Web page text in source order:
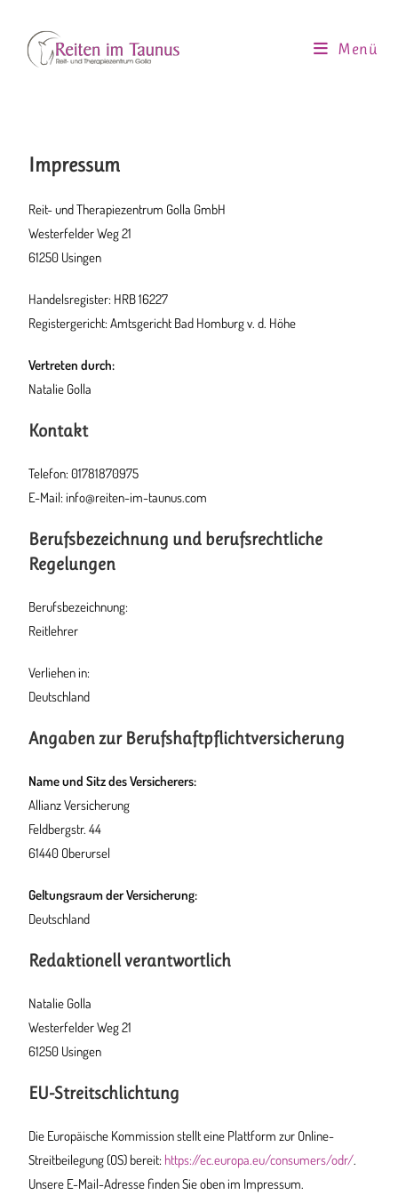
Menü
Impressum
Reit- und Therapiezentrum Golla GmbH
Westerfelder Weg 21
61250 Usingen
Handelsregister: HRB 16227
Registergericht: Amtsgericht Bad Homburg v. d. Höhe
Vertreten durch:
Natalie Golla
Kontakt
Telefon: 01781870975
E-Mail: info@reiten-im-taunus.com
Berufsbezeichnung und berufsrechtliche
Regelungen
Berufsbezeichnung:
Reitlehrer
Verliehen in:
Deutschland
Angaben zur Berufs­haftpflicht­versicherung
Name und Sitz des Versicherers:
Allianz Versicherung
Feldbergstr. 44
61440 Oberursel
Geltungsraum der Versicherung:
Deutschland
Redaktionell verantwortlich
Natalie Golla
Westerfelder Weg 21
61250 Usingen
EU-Streitschlichtung
Die Europäische Kommission stellt eine Plattform zur Online-
Streitbeilegung (OS) bereit: https://ec.europa.eu/consumers/odr/.
Unsere E-Mail-Adresse finden Sie oben im Impressum.